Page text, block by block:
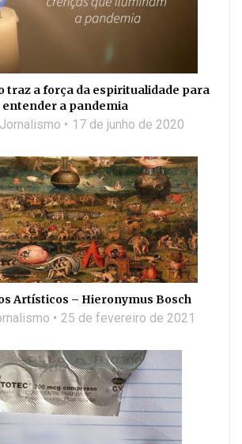
traz a força da espiritualidade para
entender a pandemia
17 de junho de 2020
Artísticos – Hieronymus Bosch
25 de fevereiro de 2021